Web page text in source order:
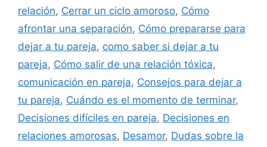
relación, Cerrar un ciclo amoroso, Cómo
afrontar una separación, Cómo prepararse para
dejar a tu pareja, como saber si dejar a tu
pareja, Cómo salir de una relación tóxica,
comunicación en pareja, Consejos para dejar a
tu pareja, Cuándo es el momento de terminar,
Decisiones difíciles en pareja, Decisiones en
relaciones amorosas, Desamor, Dudas sobre la